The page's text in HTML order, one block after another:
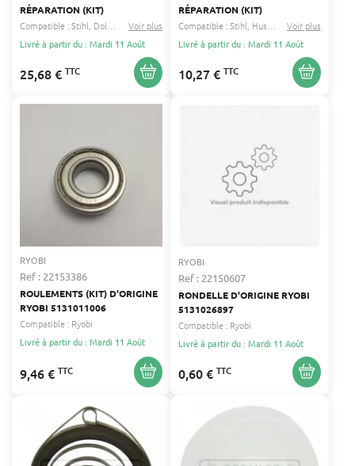
RÉPARATION (KIT)
Compatible :Stihl Dolmar ...
Voir plus
Livré à partir du : Mardi 11 Août
25,68 € TTC
RÉPARATION (KIT)
Compatible :Stihl Husqvarna ...
Voir plus
Livré à partir du : Mardi 11 Août
10,27 € TTC
RYOBI
Ref : 22153386
ROULEMENTS (KIT) D'ORIGINE
RYOBI 5131011006
Compatible : Ryobi
Livré à partir du : Mardi 11 Août
9,46 € TTC
RYOBI
Ref : 22150607
RONDELLE D'ORIGINE RYOBI
5131026897
Compatible : Ryobi
Livré à partir du : Mardi 11 Août
0,60 € TTC